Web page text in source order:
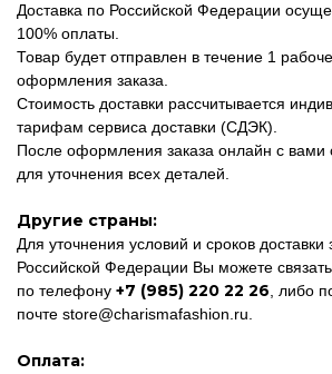
Доставка по Российской Федерации
100% оплаты.
Товар будет отправлен в течение 1
оформления заказа.
Стоимость доставки рассчитывается
тарифам сервиса доставки (СДЭК).
После оформления заказа онлайн с вами
для уточнения всех деталей.
Другие страны:
Для уточнения условий и сроков
Российской Федерации Вы можете
по телефону +7 (985) 220 22 26, либо
почте store@charismafashion.ru.
Оплата: